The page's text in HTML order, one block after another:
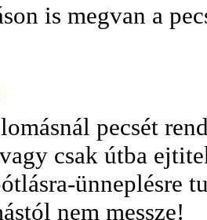
is megvan a
pecsét
csak útba
ünneplésre
nem messze!